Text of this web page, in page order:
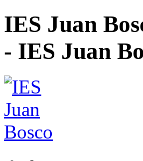
IES Juan
- IES Juan